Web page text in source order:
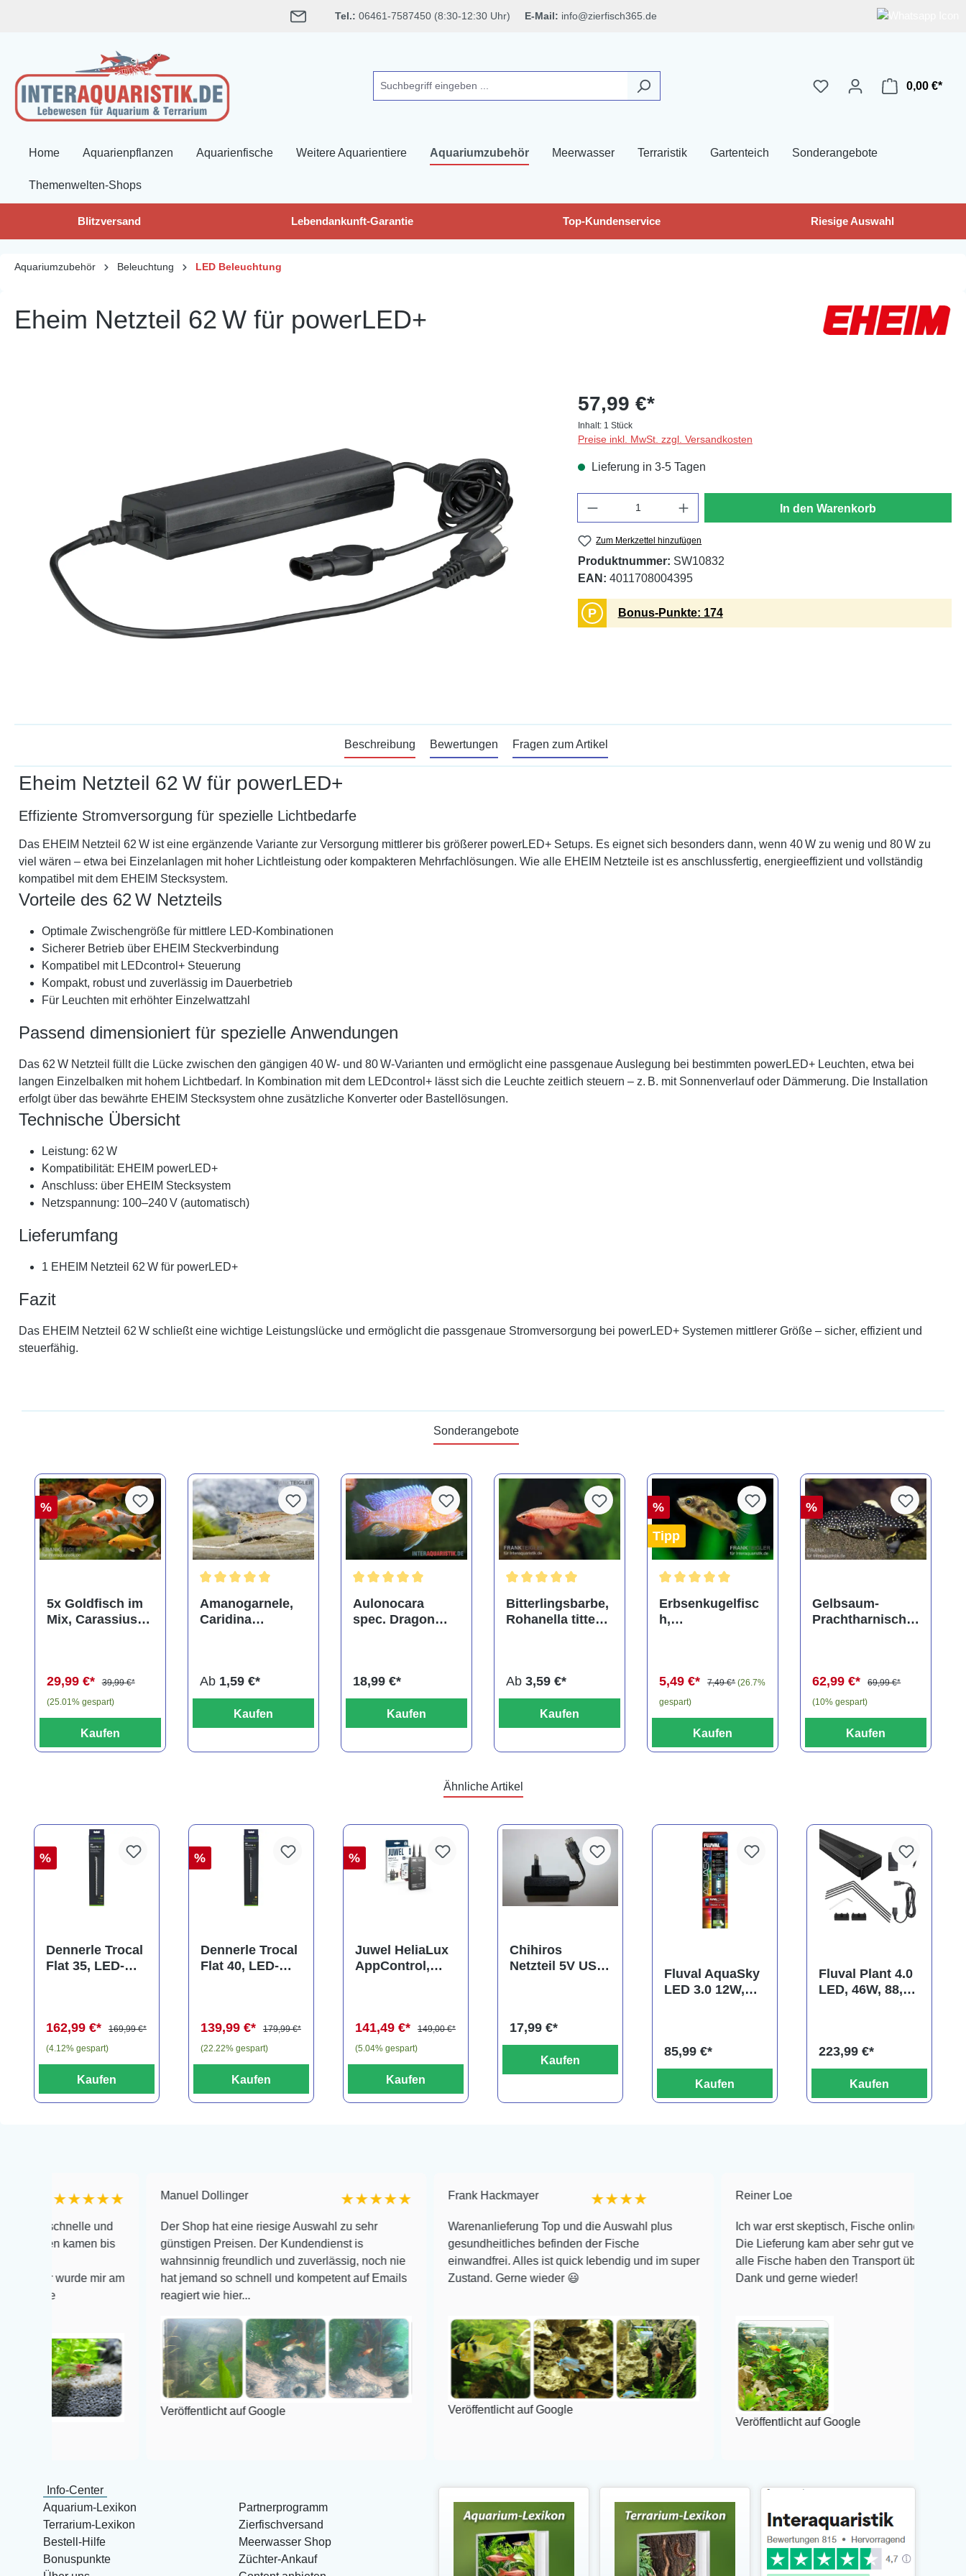
Tel.: 06461-7587450 (8:30-12:30 Uhr) E-Mail: info@zierfisch365.de
0,00 €*
Home Aquarienpflanzen Aquarienfische Weitere Aquarientiere Aquariumzubehör Meerwasser Terraristik Gartenteich Sonderangebote
Themenwelten-Shops
Blitzversand Lebendankunft-Garantie Top-Kundenservice Riesige Auswahl
Aquariumzubehör Beleuchtung LED Beleuchtung
Eheim Netzteil 62 W für powerLED+
57,99 €*
Inhalt: 1 Stück
Preise inkl. MwSt. zzgl. Versandkosten
Lieferung in 3-5 Tagen
In den Warenkorb
Zum Merkzettel hinzufügen
Produktnummer: SW10832
EAN: 4011708004395
P Bonus-Punkte: 174
Beschreibung Bewertungen Fragen zum Artikel
Eheim Netzteil 62 W für powerLED+
Effiziente Stromversorgung für spezielle Lichtbedarfe
Das EHEIM Netzteil 62 W ist eine ergänzende Variante zur Versorgung mittlerer bis größerer powerLED+ Setups. Es eignet sich besonders dann, wenn 40 W zu wenig und 80 W zu
viel wären – etwa bei Einzelanlagen mit hoher Lichtleistung oder kompakteren Mehrfachlösungen. Wie alle EHEIM Netzteile ist es anschlussfertig, energieeffizient und vollständig
kompatibel mit dem EHEIM Stecksystem.
Vorteile des 62 W Netzteils
Optimale Zwischengröße für mittlere LED-Kombinationen
Sicherer Betrieb über EHEIM Steckverbindung
Kompatibel mit LEDcontrol+ Steuerung
Kompakt, robust und zuverlässig im Dauerbetrieb
Für Leuchten mit erhöhter Einzelwattzahl
Passend dimensioniert für spezielle Anwendungen
Das 62 W Netzteil füllt die Lücke zwischen den gängigen 40 W- und 80 W-Varianten und ermöglicht eine passgenaue Auslegung bei bestimmten powerLED+ Leuchten, etwa bei
langen Einzelbalken mit hohem Lichtbedarf. In Kombination mit dem LEDcontrol+ lässt sich die Leuchte zeitlich steuern – z. B. mit Sonnenverlauf oder Dämmerung. Die Installation
erfolgt über das bewährte EHEIM Stecksystem ohne zusätzliche Konverter oder Bastellösungen.
Technische Übersicht
Leistung: 62 W
Kompatibilität: EHEIM powerLED+
Anschluss: über EHEIM Stecksystem
Netzspannung: 100–240 V (automatisch)
Lieferumfang
1 EHEIM Netzteil 62 W für powerLED+
Fazit
Das EHEIM Netzteil 62 W schließt eine wichtige Leistungslücke und ermöglicht die passgenaue Stromversorgung bei powerLED+ Systemen mittlerer Größe – sicher, effizient und
steuerfähig.
Sonderangebote
%
5x Goldfisch im
Mix, Carassius
29,99 €*
39,99 €*
(25.01% gespart)
Kaufen
Amanogarnele,
Caridina
Ab 1,59 €*
Kaufen
Aulonocara
spec. Dragon
18,99 €*
Kaufen
Bitterlingsbarbe,
Rohanella titteya,
Ab 3,59 €*
Kaufen
%
Tipp
Erbsenkugelfisc
h,
5,49 €*
7,49 €* (26.7%
gespart)
Kaufen
%
Gelbsaum-
Prachtharnischw
62,99 €*
69,99 €*
(10% gespart)
Kaufen
Ähnliche Artikel
%
Dennerle Trocal
Flat 35, LED-
162,99 €*
169,99 €*
(4.12% gespart)
Kaufen
%
Dennerle Trocal
Flat 40, LED-
139,99 €*
179,99 €*
(22.22% gespart)
Kaufen
%
Juwel HeliaLux
AppControl,
141,49 €*
149,00 €*
(5.04% gespart)
Kaufen
Chihiros
Netzteil 5V USB
uvm.
17,99 €*
Kaufen
Fluval AquaSky
LED 3.0 12W,
85,99 €*
Kaufen
Fluval Plant 4.0
LED, 46W, 88,2-
223,99 €*
Kaufen
★★★★★
und
kamen bis
mir am
Manuel Dollinger ★★★★★
Der Shop hat eine riesige Auswahl zu sehr
günstigen Preisen. Der Kundendienst is
wahnsinnig freundlich und zuverlässig, noch nie
hat jemand so schnell und kompetent auf Emails
reagiert wie hier...
Veröffentlicht auf Google
Frank Hackmayer ★★★★
Warenanlieferung Top und die Auswahl plus
gesundheitliches befinden der Fische
einwandfrei. Alles ist quick lebendig und im super
Zustand. Gerne wieder 😃
Veröffentlicht auf Google
Reiner Loe
Ich war erst skeptisch, Fische online zu bestellen!
Die Lieferung kam aber sehr gut verpackt an und
alle Fische haben den Transport überlebt! Vielen
Dank und gerne wieder!
Veröffentlicht auf Google
Info-Center
Aquarium-Lexikon
Terrarium-Lexikon
Bestell-Hilfe
Bonuspunkte
Partnerprogramm
Zierfischversand
Meerwasser Shop
Züchter-Ankauf